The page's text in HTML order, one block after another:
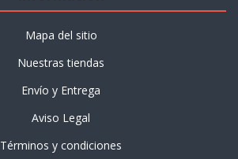
Mapa del sitio
Nuestras tiendas
Envío y Entrega
Aviso Legal
Términos y condiciones